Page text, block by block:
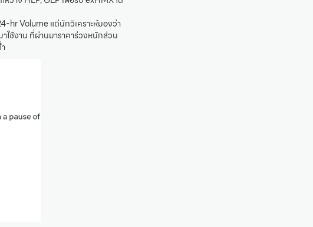
hr Volume แต่นักวิเคราะห์มองว่า
ใช้งาน ที่ผ่านมาราคาร่วงหนักส่วน